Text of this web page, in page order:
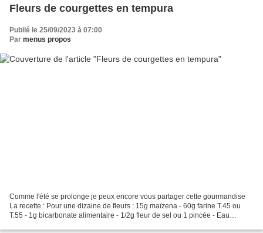
Fleurs de courgettes en tempura
Publié le 25/09/2023 à 07:00
Par menus propos
Comme l'été se prolonge je peux encore vous partager cette gourmandise
La recette : Pour une dizaine de fleurs : 15g maïzena - 60g farine T.45 ou
T.55 - 1g bicarbonate alimentaire - 1/2g fleur de sel ou 1 pincée - Eau